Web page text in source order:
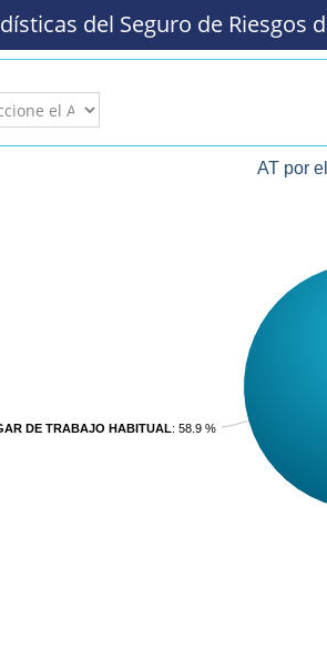
del Seguro de Riesgos
AT por
DE TRABAJO HABITUAL: 58.9 %